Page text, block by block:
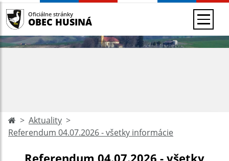
Oficiálne stránky
OBEC HUSINÁ
Aktuality
Referendum 04.07.2026 - všetky informácie